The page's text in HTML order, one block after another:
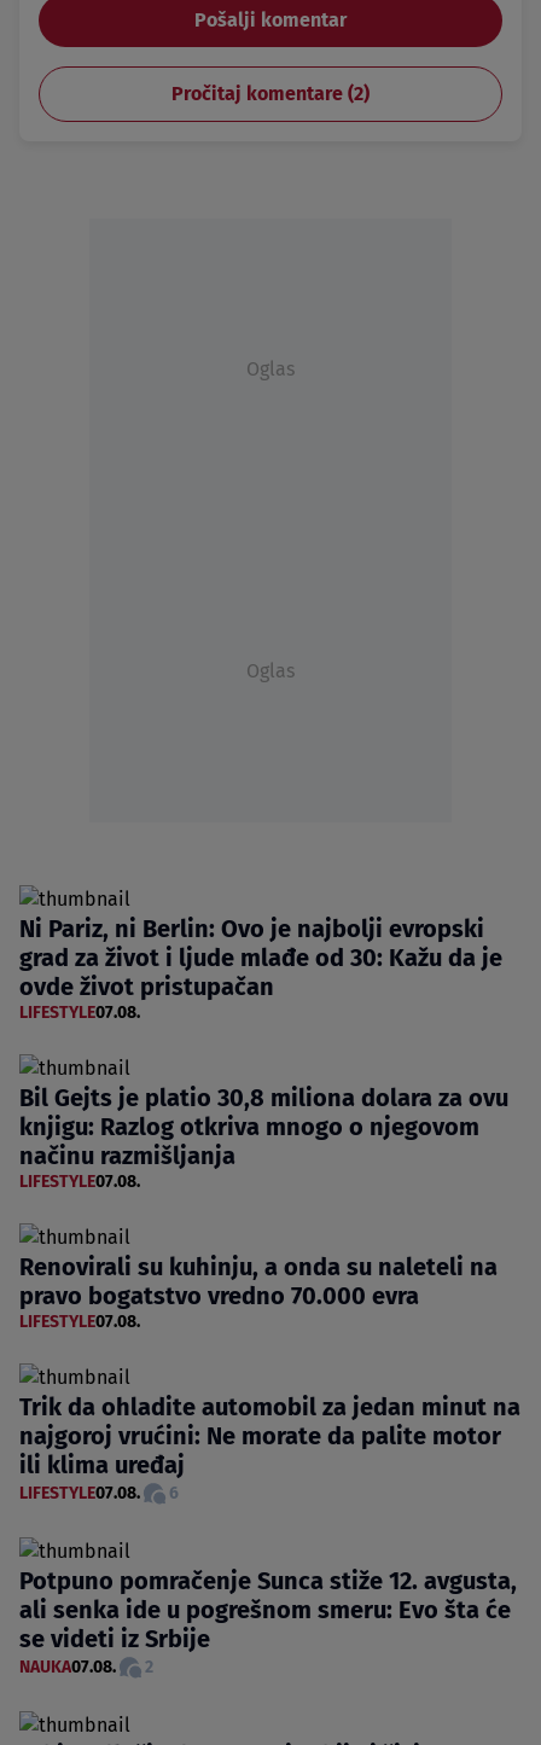
Pošalji komentar
Pročitaj komentare (2)
Oglas
Oglas
Ni Pariz, ni Berlin: Ovo je najbolji evropski
grad za život i ljude mlađe od 30: Kažu da je
ovde život pristupačan
LIFESTYLE07.08.
Bil Gejts je platio 30,8 miliona dolara za ovu
knjigu: Razlog otkriva mnogo o njegovom
načinu razmišljanja
LIFESTYLE07.08.
Renovirali su kuhinju, a onda su naleteli na
pravo bogatstvo vredno 70.000 evra
LIFESTYLE07.08.
Trik da ohladite automobil za jedan minut na
najgoroj vrućini: Ne morate da palite motor
ili klima uređaj
LIFESTYLE07.08. 6
Potpuno pomračenje Sunca stiže 12. avgusta,
ali senka ide u pogrešnom smeru: Evo šta će
se videti iz Srbije
NAUKA07.08. 2